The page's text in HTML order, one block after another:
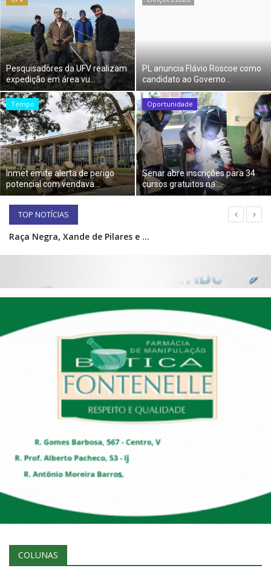
Cultura
UFV
Oportunidade
Sua Cidade
Tempo
Saúde
Política
Trânsito
Educação
Solidariedade
Justiça
Brasil
Minas Gerais
Pesquisadores da UFV realizam
expedição em área vu...
PL anuncia Flávio Roscoe como
candidato ao Governo...
Tempo
Inmet emite alerta de perigo
potencial com vendava...
Oportunidade
Senar abre inscrições para 34
cursos gratuitos na ...
TOP NOTÍCIAS
COLUNAS